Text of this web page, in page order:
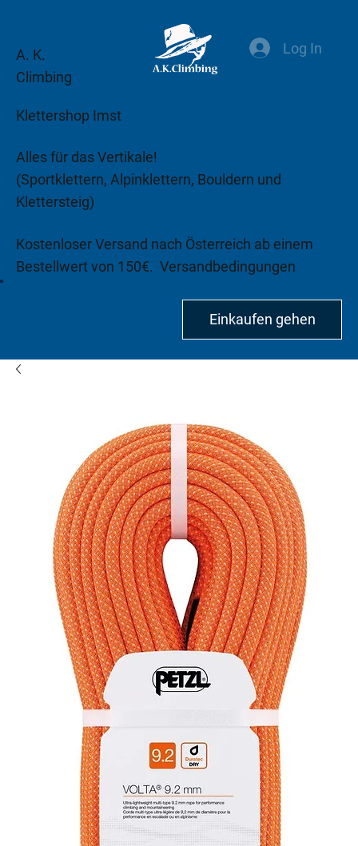
A. K.
Climbing
Klettershop Imst
Alles für das Vertikale!
(Sportklettern, Alpinklettern, Bouldern und
Klettersteig)
Kostenloser Versand nach Österreich ab einem
Bestellwert von 150€. Versandbedingungen
Log In
Einkaufen gehen